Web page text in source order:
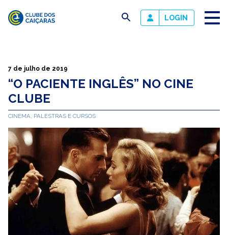
Caiçaras
busca LOGIN
7 de julho de 2019
“O PACIENTE INGLÊS” NO CINE
CLUBE
CINEMA, PALESTRAS E CURSOS